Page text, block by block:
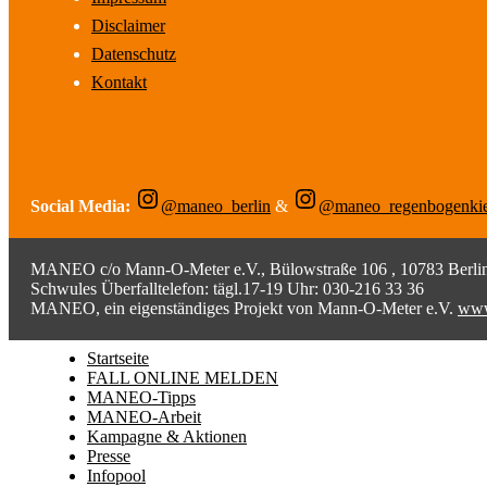
Disclaimer
Datenschutz
Kontakt
Social Media: @maneo_berlin &
MANEO c/o Mann-O-Meter e.V., Bülowstraße 106 , 10783
Schwules Überfalltelefon: tägl.17-19 Uhr: 030-216 33 36
MANEO, ein eigenständiges Projekt von Mann-O-Meter e.V.
Startseite
FALL ONLINE MELDEN
MANEO-Tipps
MANEO-Arbeit
Kampagne & Aktionen
Presse
Infopool